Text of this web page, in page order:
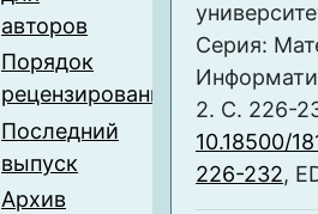
авторов
Порядок
рецензирования
Последний
выпуск
Архив
Серия:
2. С. 226-
10.18500/
226-232,